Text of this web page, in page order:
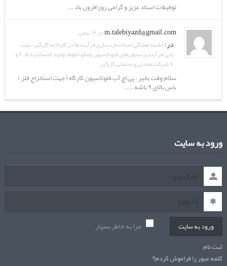
توفیقات استاد عزیز و گرامی روزافزون باد ...
m.talebiyazd@gmail.comدر ۱۶ بهمن
در:جلسه هفتگی استانداردسازی فرآیندها در کارخانه گل‌گهر: عیب
یابی فرآیندی سلول‌های فلوتاسیون ومکو خطوط تولید کنسانتره ۵، ۶ و
۷ شرکت معدنی و صنعتی گل‌گهر
سلام وقت بخیر . پی اچ آب فلوتاسیون کارگاه ( جهت استخراج فلز )
باس بالای ۹ باشه . ...
ورود به سایت
ورود به سایت مرا به خاطر بسپار
ثبت نام
کلمه عبور را فراموش کردم؟